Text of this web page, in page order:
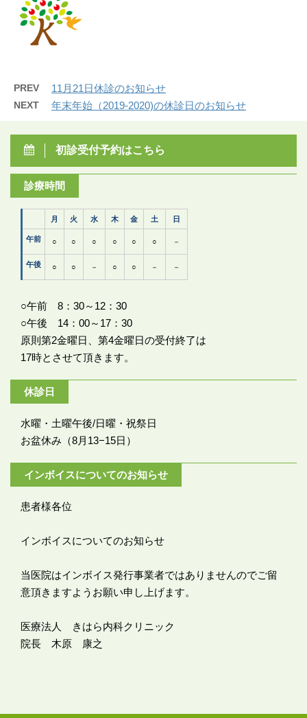
PREV 11月21日休診のお知らせ
NEXT 年末年始（2019-2020)の休診日のお知らせ
初診受付予約はこちら
診療時間
月 火 水 木 金 土 日
午前 ○ ○ ○ ○ ○ ○ －
午後 ○ ○ － ○ ○ － －
○午前 8：30～12：30
○午後 14：00～17：30
原則第2金曜日、第4金曜日の受付終了は
17時とさせて頂きます。
休診日
水曜・土曜午後/日曜・祝祭日
お盆休み（8月13−15日）
インボイスについてのお知らせ
患者様各位
インボイスについてのお知らせ
当医院はインボイス発行事業者ではありませんのでご留
意頂きますようお願い申し上げます。
医療法人 きはら内科クリニック
院長 木原 康之